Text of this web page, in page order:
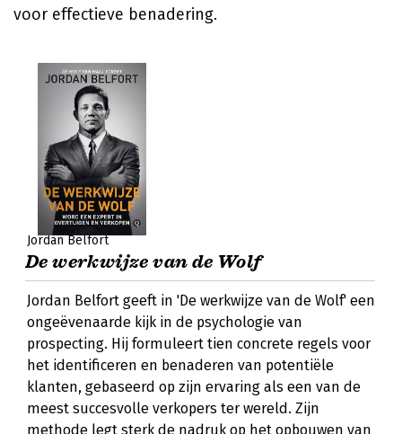
voor effectieve benadering.
Jordan Belfort
De werkwijze van de Wolf
Jordan Belfort geeft in 'De werkwijze van de Wolf' een
ongeëvenaarde kijk in de psychologie van
prospecting. Hij formuleert tien concrete regels voor
het identificeren en benaderen van potentiële
klanten, gebaseerd op zijn ervaring als een van de
meest succesvolle verkopers ter wereld. Zijn
methode legt sterk de nadruk op het opbouwen van